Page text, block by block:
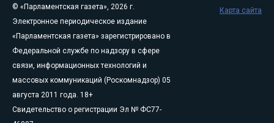
© «Парламентская газета», 2026 г.
Электронное периодическое издание
«Парламентская газета» зарегистрировано в
Федеральной службе по надзору в сфере
связи, информационных технологий и
массовых коммуникаций (Роскомнадзор) 05
августа 2011 года. 18+
Свидетельство о регистрации Эл № ФС77-
Карта сайта